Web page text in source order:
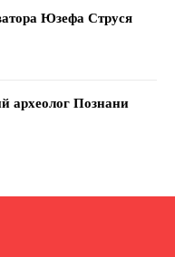
Юзефа Струся
археолог Познани